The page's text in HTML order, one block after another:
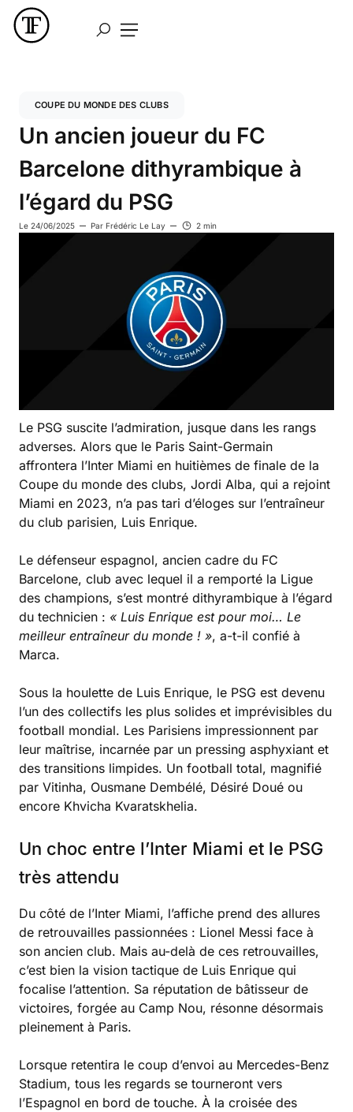
COUPE DU MONDE DES CLUBS
Un ancien joueur du FC
Barcelone dithyrambique à
l’égard du PSG
Le 24/06/2025 Par Frédéric Le Lay 2 min
Le PSG suscite l’admiration, jusque dans les rangs
adverses. Alors que le Paris Saint-Germain
affrontera l’Inter Miami en huitièmes de finale de la
Coupe du monde des clubs, Jordi Alba, qui a rejoint
Miami en 2023, n’a pas tari d’éloges sur l’entraîneur
du club parisien, Luis Enrique.
Le défenseur espagnol, ancien cadre du FC
Barcelone, club avec lequel il a remporté la Ligue
des champions, s’est montré dithyrambique à l’égard
du technicien : « Luis Enrique est pour moi… Le
meilleur entraîneur du monde ! », a-t-il confié à
Marca.
Sous la houlette de Luis Enrique, le PSG est devenu
l’un des collectifs les plus solides et imprévisibles du
football mondial. Les Parisiens impressionnent par
leur maîtrise, incarnée par un pressing asphyxiant et
des transitions limpides. Un football total, magnifié
par Vitinha, Ousmane Dembélé, Désiré Doué ou
encore Khvicha Kvaratskhelia.
Un choc entre l’Inter Miami et le PSG
très attendu
Du côté de l’Inter Miami, l’affiche prend des allures
de retrouvailles passionnées : Lionel Messi face à
son ancien club. Mais au-delà de ces retrouvailles,
c’est bien la vision tactique de Luis Enrique qui
focalise l’attention. Sa réputation de bâtisseur de
victoires, forgée au Camp Nou, résonne désormais
pleinement à Paris.
Lorsque retentira le coup d’envoi au Mercedes-Benz
Stadium, tous les regards se tourneront vers
l’Espagnol en bord de touche. À la croisée des